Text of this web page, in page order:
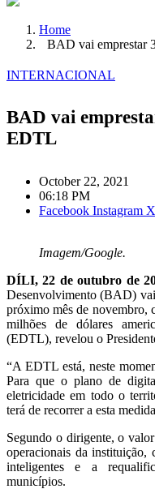
Home
BAD vai emprestar
INTERNACIONAL
BAD vai
EDTL
October 22, 2021
06:18 PM
Facebook Instagram X
Imagem/Google.
DÍLI, 22 de outubro de
Desenvolvimento (BAD)
próximo mês de novembro,
milhões de dólares
(EDTL), revelou o
“A EDTL está, neste
Para que o plano de
eletricidade em todo o
terá de recorrer a esta
Segundo o dirigente, o
operacionais da instituição,
inteligentes e a
municípios.